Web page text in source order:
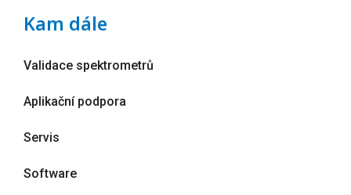
Kam dále
Validace spektrometrů
Aplikační podpora
Servis
Software